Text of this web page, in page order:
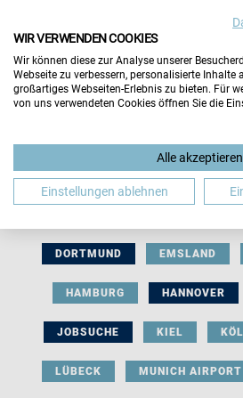
BERUFLICHE ORIENTIERUNG
DORTMUND EMSLAND
HAMBURG HANNOVER
JOBSUCHE KIEL
LÜBECK MUNICH AIRPORT
WIR VERWENDEN COOKIES
Wir können diese zur Analyse unserer
Webseite zu verbessern, personalisierte Inhalte
großartiges Webseiten-Erlebnis zu bieten. Für
von uns verwendeten Cookies öffnen Sie die
Alle akzeptieren
Einstellungen ablehnen